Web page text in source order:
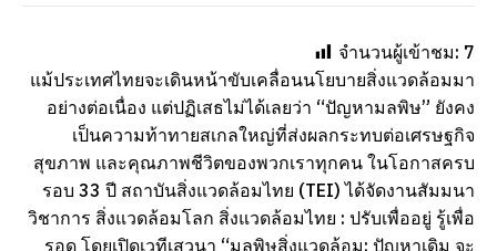
จำนวนผู้เข้าชม: 7
แม้ประเทศไทยจะเดินหน้าขับเคลื่อนนโยบายสิ่งแวดล้อมมา
อย่างต่อเนื่อง แต่ปฏิเสธไม่ได้เลยว่า “ปัญหามลพิษ” ยังคง
เป็นความท้าทายสเกลใหญ่ที่ส่งผลกระทบต่อเศรษฐกิจ
สุขภาพ และคุณภาพชีวิตของพวกเราทุกคน ในโอกาสครบ
รอบ 33 ปี สถาบันสิ่งแวดล้อมไทย (TEI) ได้จัดงานสัมมนา
วิชาการ สิ่งแวดล้อมโลก สิ่งแวดล้อมไทย : ปรับเพื่ออยู่ รู้เพื่อ